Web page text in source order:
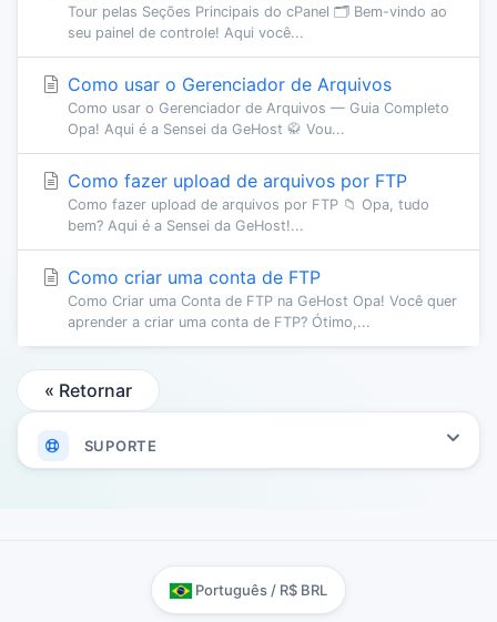
Tour pelas Seções Principais do cPanel 🗂️ Bem-vindo ao
seu painel de controle! Aqui você...
Como usar o Gerenciador de Arquivos
Como usar o Gerenciador de Arquivos — Guia Completo
Opa! Aqui é a Sensei da GeHost 🥋 Vou...
Como fazer upload de arquivos por FTP
Como fazer upload de arquivos por FTP 📁 Opa, tudo
bem? Aqui é a Sensei da GeHost!...
Como criar uma conta de FTP
Como Criar uma Conta de FTP na GeHost Opa! Você quer
aprender a criar uma conta de FTP? Ótimo,...
« Retornar
SUPORTE
Português / R$ BRL